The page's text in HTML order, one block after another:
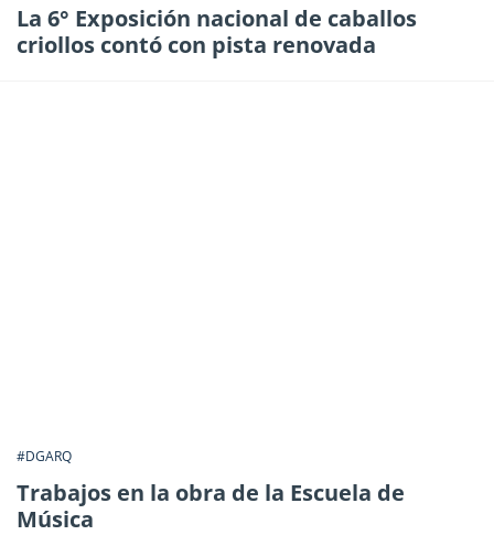
La 6° Exposición nacional de caballos
criollos contó con pista renovada
#DGARQ
Trabajos en la obra de la Escuela de
Música